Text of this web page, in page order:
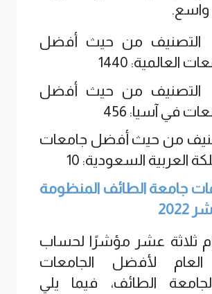
واسع.
التصنيف من حيث أفضل
العالمية: 1440
التصنيف من حيث أفضل
في آسيا: 456
من حيث أفضل جامعات
العربية السعودية: 10
جامعة الطائف المنظومة
ثلاثة عشر مؤشرًا لحساب
العام لأفضل الجامعات
لجامعة الطائف، فيما يلي